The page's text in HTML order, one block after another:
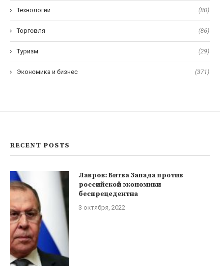
Технологии (80)
Торговля (86)
Туризм (29)
Экономика и бизнес (371)
RECENT POSTS
Лавров: Битва Запада против
российской экономики
беспрецедентна
3 октября, 2022